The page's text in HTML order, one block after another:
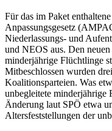
Für das im Paket
Anpassungsgesetz
Niederlassungs- und
und NEOS aus. Den
minderjährige Flüchtlinge
Mitbeschlossen wurden
Koalitionsparteien. Was
unbegleitete minderjährige
Änderung laut SPÖ etwa
Altersfeststellungen der